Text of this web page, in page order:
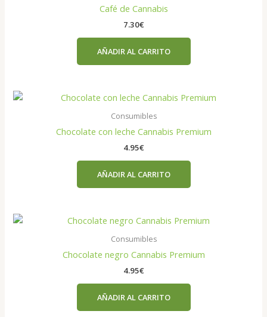
Café de Cannabis
7.30€
AÑADIR AL CARRITO
Consumibles
Chocolate con leche Cannabis Premium
4.95€
AÑADIR AL CARRITO
Consumibles
Chocolate negro Cannabis Premium
4.95€
AÑADIR AL CARRITO